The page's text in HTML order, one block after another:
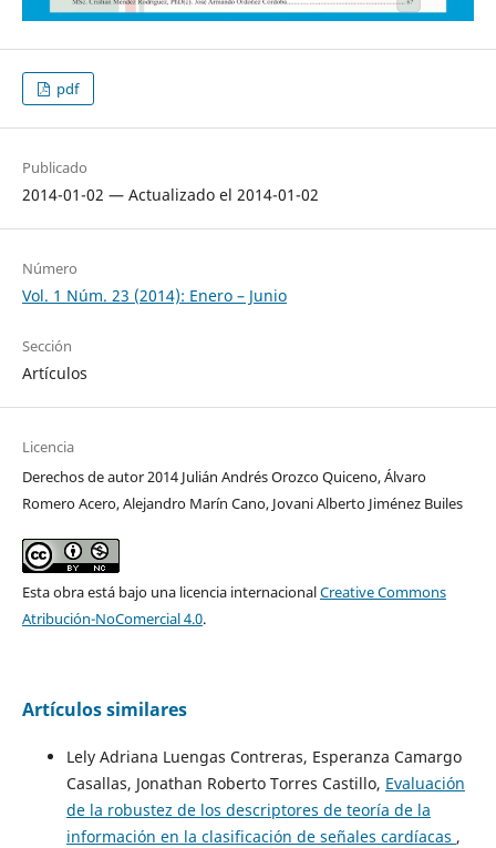
pdf
Publicado
2014-01-02 — Actualizado el 2014-01-02
Número
Vol. 1 Núm. 23 (2014): Enero – Junio
Sección
Artículos
Licencia
Derechos de autor 2014 Julián Andrés Orozco Quiceno, Álvaro
Romero Acero, Alejandro Marín Cano, Jovani Alberto Jiménez Builes
Esta obra está bajo una licencia internacionalCreative Commons
Atribución-NoComercial 4.0.
Artículos similares
Lely Adriana Luengas Contreras, Esperanza Camargo
Casallas, Jonathan Roberto Torres Castillo, Evaluación
de la robustez de los descriptores de teoría de la
información en la clasificación de señales cardíacas ,